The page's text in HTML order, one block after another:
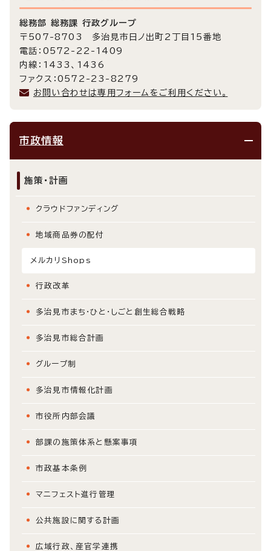
総務部 総務課 行政グループ
〒507-8703 多治見市日ノ出町2丁目15番地
電話：0572-22-1409
内線：1433、1436
ファクス：0572-23-8279
お問い合わせは専用フォームをご利用ください。
市政情報
施策・計画
クラウドファンディング
地域商品券の配付
メルカリShops
行政改革
多治見市まち・ひと・しごと創生総合戦略
多治見市総合計画
グループ制
多治見市情報化計画
市役所内部会議
部課の施策体系と懸案事項
市政基本条例
マニフェスト進行管理
公共施設に関する計画
広域行政、産官学連携